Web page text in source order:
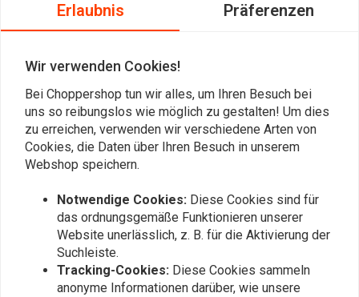
SADDLEMEN
Step Up 2-Up Sitz
Diamond Gel HD Dyna 07-
KODLIN
M8-Motorschutz Im Club-
Stil
€769,72
Erlaubnis Präferenzen
Wir verwenden Cookies!
Bei Choppershop tun wir alles, um Ihren Besuch bei
uns so reibungslos wie möglich zu gestalten! Um dies
zu erreichen, verwenden wir verschiedene Arten von
Cookies, die Daten über Ihren Besuch in unserem
Webshop speichern.
Notwendige Cookies: Diese Cookies sind für
das ordnungsgemäße Funktionieren unserer
Website unerlässlich, z. B. für die Aktivierung der
Suchleiste.
Tracking-Cookies: Diese Cookies sammeln
anonyme Informationen darüber, wie unsere